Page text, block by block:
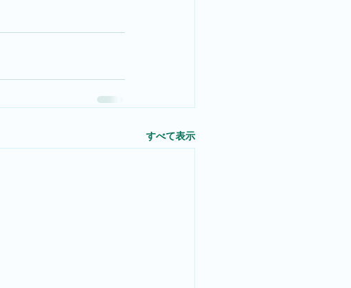
すべて表示